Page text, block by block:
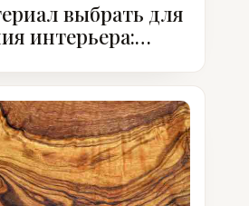
выбрать для
интерьера: